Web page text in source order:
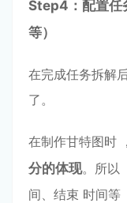
Step4：配置任
等）
在完成任务拆解
了。
在制作⽢特图时 ，
分的体现。所以
间、结束 时间等